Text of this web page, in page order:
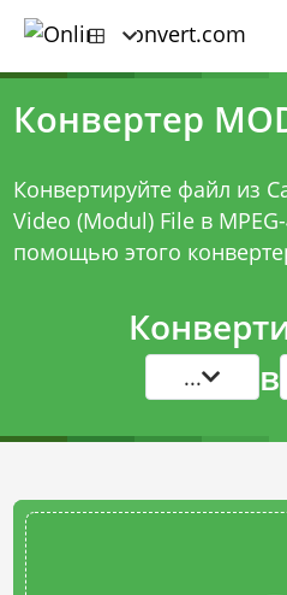
Конвертер
Конвертируйте файл из
Video (Modul) File в
помощью этого
... в